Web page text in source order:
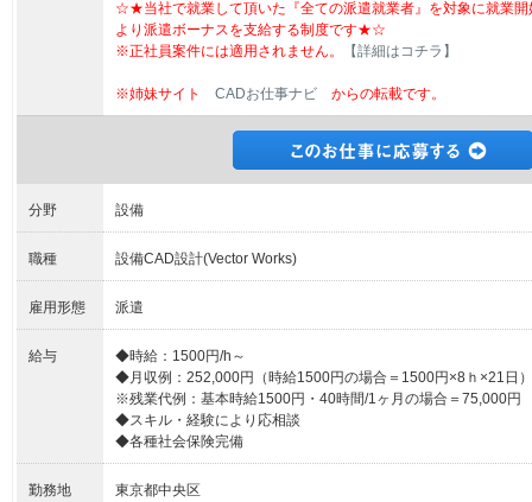
☆★当社で就業して頂いた『全ての派遣就業者』を対象に就業開
より派遣ボーナスを支給する制度です★☆
※正社員案件には適用されません。
【詳細はコチラ】
※姉妹サイト CADお仕事ナビ からの転載です。
分野 設備
職種 設備CAD設計(Vector Works)
雇用形態 派遣
給与
◆時給：1500円/h～
◆月収例：252,000円（時給1500円の場合＝1500円×8ｈ×21日）
※残業代例：基本時給1500円・40時間/1ヶ月の場合＝75,000円
◆スキル・経験により応相談
◆各種社会保険完備
勤務地 東京都中央区